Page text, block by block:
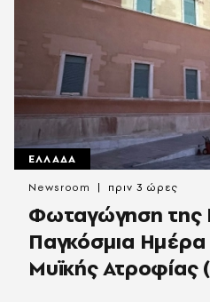
ΕΛΛΑΔΑ
Φωταγώγηση της
Παγκόσμια Ημέρα
Μυϊκής Ατροφίας
Newsroom πριν 3 ώρες